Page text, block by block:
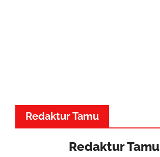
Redaktur Tamu
Redaktur Tamu